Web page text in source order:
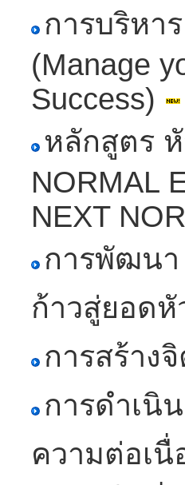
การบริหา
(Manage
Success)
หลักสูตร
NORMAL
NEXT
การพัฒนา
ก้าวสู่ยอด
การสร้า
การดำเนิ
ความต่อเนื่